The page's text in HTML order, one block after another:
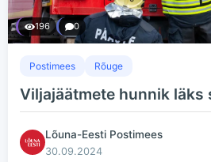
196 0
Postimees Rõuge
Viljajäätmete hunnik läks
Lõuna-Eesti Postimees
30.09.2024